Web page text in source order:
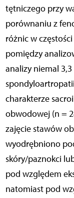
tętniczego przy
porównaniu z
różnic w
pomiędzy
analizy niemal
charakterze
obwodowej (n =
zajęcie stawów
wyodrębniono
skóry/paznokci
pod względem
natomiast pod